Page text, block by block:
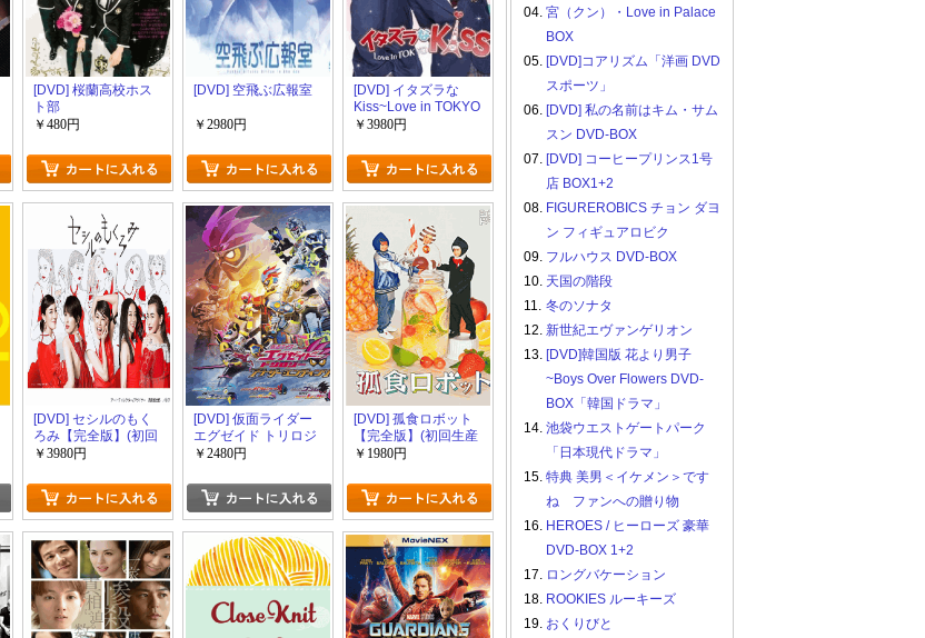
[DVD] 桜蘭高校ホス
ト部
￥480円
[DVD] 空飛ぶ広報室
￥2980円
[DVD] イタズラな
Kiss~Love in TOKYO
￥3980円
[DVD] セシルのもく
ろみ【完全版】(初回
生産限定版)
￥3980円
[DVD] 仮面ライダー
エグゼイド トリロジ
ー アナザー・エンデ
回生産限定版)
￥2480円
[DVD] 孤食ロボット
【完全版】(初回生産
限定版)
￥1980円
04. 宮（クン）・Love in Palace
BOX
05. [DVD]コアリズム「洋画 DVD
スポーツ」
06. [DVD] 私の名前はキム・サム
スン DVD-BOX
07. [DVD] コーヒープリンス1号
店 BOX1+2
08. FIGUREROBICS チョン ダヨ
ン フィギュアロビク
09. フルハウス DVD-BOX
10. 天国の階段
11. 冬のソナタ
12. 新世紀エヴァンゲリオン
13. [DVD]韓国版 花より男子
~Boys Over Flowers DVD-
BOX「韓国ドラマ」
14. 池袋ウエストゲートパーク
「日本現代ドラマ」
15. 特典 美男＜イケメン＞です
ね ファンへの贈り物
16. HEROES / ヒーローズ 豪華
DVD-BOX 1+2
17. ロングバケーション
18. ROOKIES ルーキーズ
19. おくりびと